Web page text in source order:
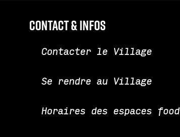
Contact & infos
Contacter le Village
Se rendre au Village
Horaires des espaces food